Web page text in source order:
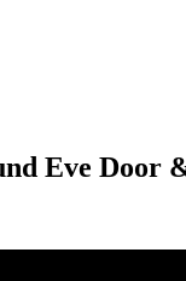
Eve Door